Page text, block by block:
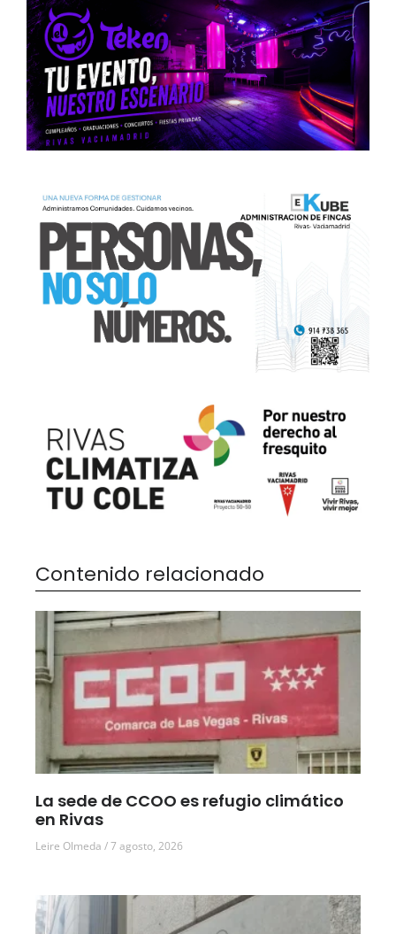
Contenido relacionado
La sede de CCOO es refugio climático
en Rivas
Leire Olmeda 7 agosto, 2026